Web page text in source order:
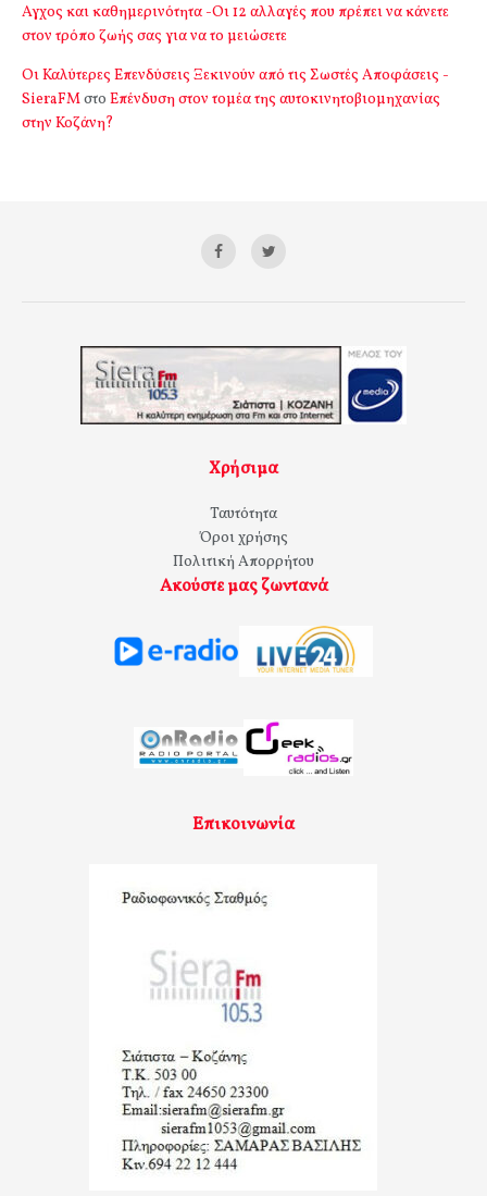
Αγχος και καθημερινότητα -Οι 12 αλλαγές που πρέπει να κάνετε
στον τρόπο ζωής σας για να το μειώσετε
Οι Καλύτερες Επενδύσεις Ξεκινούν από τις Σωστές Αποφάσεις -
SieraFMστο Επένδυση στον τομέα της αυτοκινητοβιομηχανίας
στην Κοζάνη?
Χρήσιμα
Ταυτότητα
Όροι χρήσης
Πολιτική Απορρήτου
Ακούστε μας ζωντανά
Επικοινωνία